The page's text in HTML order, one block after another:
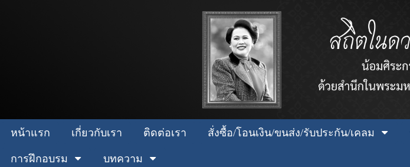
หน้าแรก เกี่ยวกับเรา ติดต่อเรา สั่งซื้อ/โอนเงิน/ขนส่ง/รับประกัน/เคลม
การฝึกอบรม บทความ